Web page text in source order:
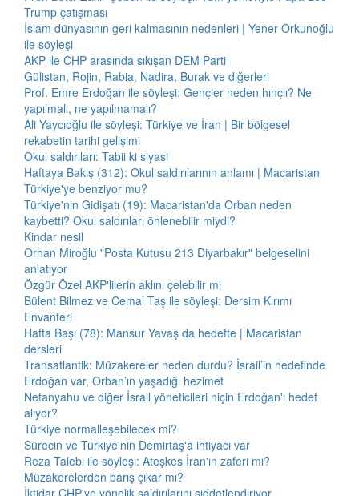
Trump çatışması
İslam dünyasının geri kalmasının nedenleri | Yener Orkunoğlu
ile söyleşi
AKP ile CHP arasında sıkışan DEM Parti
Gülistan, Rojin, Rabia, Nadira, Burak ve diğerleri
Prof. Emre Erdoğan ile söyleşi: Gençler neden hınçlı? Ne
yapılmalı, ne yapılmamalı?
Ali Yaycıoğlu ile söyleşi: Türkiye ve İran | Bir bölgesel
rekabetin tarihi gelişimi
Okul saldırıları: Tabii ki siyasi
Haftaya Bakış (312): Okul saldırılarının anlamı | Macaristan
Türkiye'ye benziyor mu?
Türkiye'nin Gidişatı (19): Macaristan'da Orban neden
kaybetti? Okul saldırıları önlenebilir miydi?
Kindar nesil
Orhan Miroğlu "Posta Kutusu 213 Diyarbakır" belgeselini
anlatıyor
Özgür Özel AKP'lilerin aklını çelebilir mi
Bülent Bilmez ve Cemal Taş ile söyleşi: Dersim Kırımı
Envanteri
Hafta Başı (78): Mansur Yavaş da hedefte | Macaristan
dersleri
Transatlantik: Müzakereler neden durdu? İsrail’in hedefinde
Erdoğan var, Orban’ın yaşadığı hezimet
Netanyahu ve diğer İsrail yöneticileri niçin Erdoğan'ı hedef
alıyor?
Türkiye normalleşebilecek mi?
Sürecin ve Türkiye'nin Demirtaş'a ihtiyacı var
Reza Talebi ile söyleşi: Ateşkes İran'ın zaferi mi?
Müzakerelerden barış çıkar mı?
İktidar CHP'ye yönelik saldırılarını şiddetlendiriyor